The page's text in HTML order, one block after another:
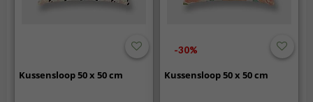
Kussensloop 50 x 50 cm
-30%
Kussensloop 50 x 50 cm